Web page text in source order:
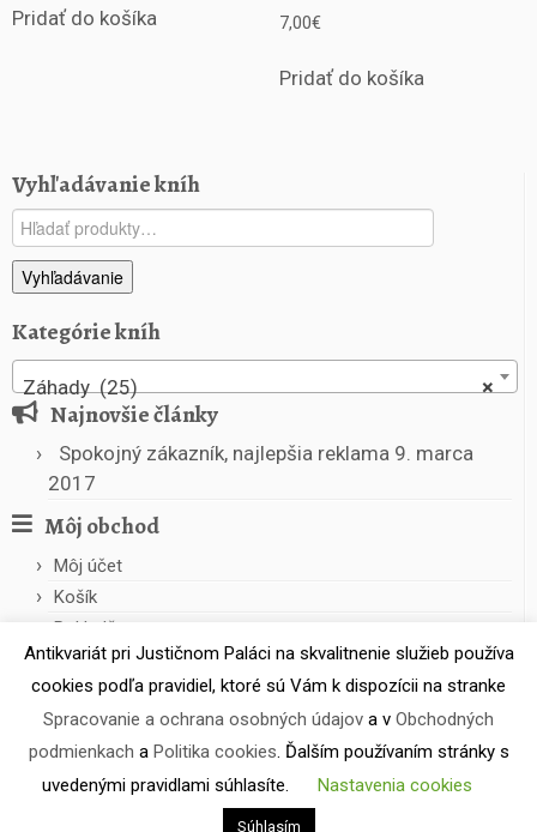
Pridať do košíka 7,00€
Pridať do košíka
Vyhľadávanie kníh
Hľadať:
Vyhľadávanie
Kategórie kníh
×
Záhady (25)
Najnovšie články
Spokojný zákazník, najlepšia reklama 9. marca
2017
Môj obchod
Môj účet
Košík
Pokladňa
Antikvariát pri Justičnom Paláci
Antikvariát pri Justičnom Paláci na skvalitnenie služieb používa
cookies podľa pravidiel, ktoré sú Vám k dispozícii na stranke
Spracovanie a ochrana osobných údajov a v Obchodných
podmienkach a Politika cookies. Ďalším používaním stránky s
uvedenými pravidlami súhlasíte.
Nastavenia cookies
Súhlasím